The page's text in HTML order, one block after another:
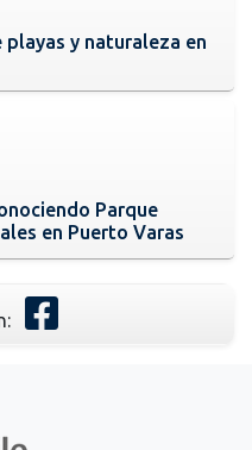
playas y naturaleza en
Parque
en Puerto Varas